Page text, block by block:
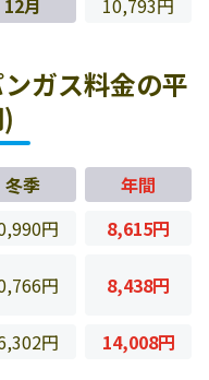
12月 10,793円
ガス料金の平
冬季
年間
円
8,615円
円 8,438円
円 14,008円